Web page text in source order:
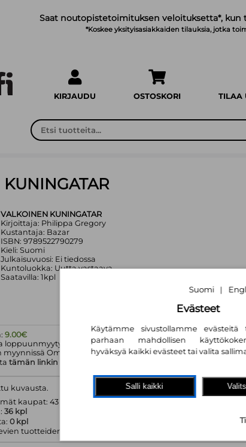
Saat noutopistetoimituksen veloituksetta*, kun
*Koskee yksityisasiakkaiden tilauksia, jotka
KIRJAUDU OSTOSKORI TILAA
VALKOINEN KUNINGATAR
Kirjoittaja: Philippa Gregory
Kustantaja: Bazar
ISBN: 9789522790279
Kieli: Suomi
Julkaisuvuosi: Ei tiedossa
Kuntoluokka: Uutta vastaava
Saatavilla: 1kpl
9.00€
loppuunmyyty.
myynnissä Omakaupassa
tämän linkin
kuvausta.
kaupat: 43 kpl
36 kpl
0 kpl
tuotteiden määrä (kts. alla): 288 kpl
Suomi |
Evästeet
Käytämme sivustollamme evästeitä
parhaan mahdollisen
hyväksyä kaikki evästeet tai valita
Salli kaikki